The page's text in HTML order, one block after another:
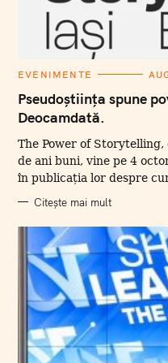
C
T
E
G
O
R
I
I
EVENIMENTE
Pseudoștiința spune
Deocamdată.
The Power of
de ani buni, vine pe 4
în publicația lor despre
Citește mai mult